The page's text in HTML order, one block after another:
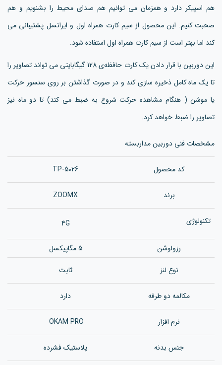
هم اسپیکر دارد و همزمان می توانیم هم صدای محیط را بشنویم و هم
صحبت کنیم. این محصول از سیم کارت همراه اول و ایرانسل پشتیبانی می
کند اما بهتر است از سیم کارت همراه اول استفاده شود.
این دوربین با قرار دادن یک کارت حافظه‌ی 128 گیگابایتی می تواند تصاویر را
تا یک ماه کامل ذخیره سازی کند و در صورت گذاشتن بر روی سنسور حرکت
یا موشن ( هنگام مشاهده حرکت شروع به ضبط می کند) تا دو ماه نیز
تصاویر را ضبط خواهد کرد.
مشخصات فنی دوربین مداربسته
کد محصول TP-5026
برند ZOOMX
تکنولوژی 4G
رزولوشن
5 مگاپیکسل
نوع لنز
ثابت
مکالمه دو طرفه دارد
نرم افزار OKAM PRO
جنس بدنه پلاستیک فشرده